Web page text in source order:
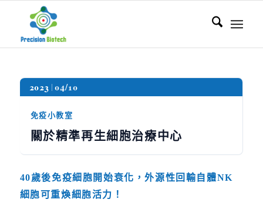
2023 04/10
免疫小教室
關於精準再生細胞治療中心
40歲後免疫細胞開始衰化，外源性回輸自體NK
細胞可重煥細胞活力！